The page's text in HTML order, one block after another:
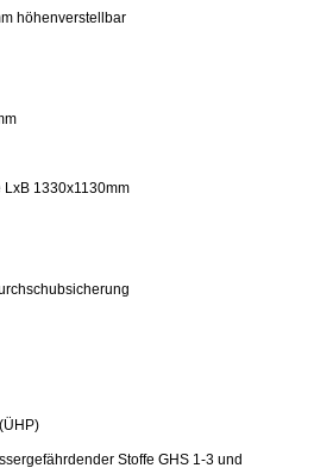
höhenverstellbar
1330x1130mm
Stoffe GHS 1-3 und